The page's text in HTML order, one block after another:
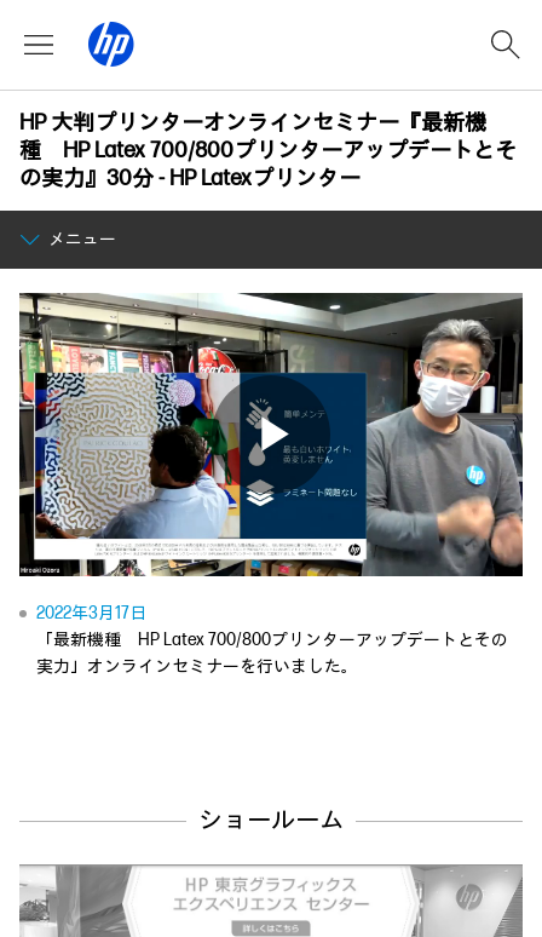
HP 大判プリンターオンラインセミナー『最新機
種 HP Latex 700/800プリンターアップデートとそ
の実力』30分 - HP Latexプリンター
メニュー
Play
Video
2022年3月17日
「最新機種 HP Latex 700/800プリンターアップデートとその
実力」オンラインセミナーを行いました。
ショールーム